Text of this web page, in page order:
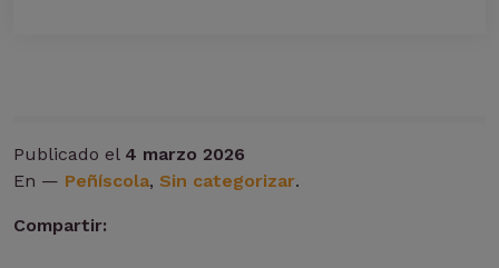
Publicado el 4 marzo 2026
En — Peñíscola, Sin categorizar.
Compartir: